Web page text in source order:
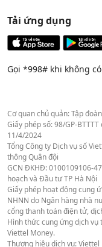
Tải ứng dụng
Gọi *998# khi không
Cơ quan chủ quản: Tập
Giấy phép số: 98/GP-
11/4/2024
Tổng Công ty Dịch vụ số
thông Quân đội
GCN ĐKHĐ: 0100109106-
hoạch và Đầu tư TP Hà Nội
Giấy phép hoạt động cung
NHNN do Ngân hàng nhà
cổng thanh toán điện tử,
Hình thức cung ứng dịch
Viettel Money.
Thương hiệu dịch vụ: Viettel